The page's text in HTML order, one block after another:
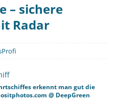
– sichere
Radar
erkennt man gut die
@ DeepGreen